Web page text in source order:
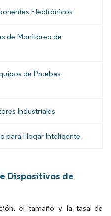
Electrónicos
de Monitoreo de
de Pruebas
Industriales
para Hogar Inteligente
Dispositivos de
el tamaño y la tasa de